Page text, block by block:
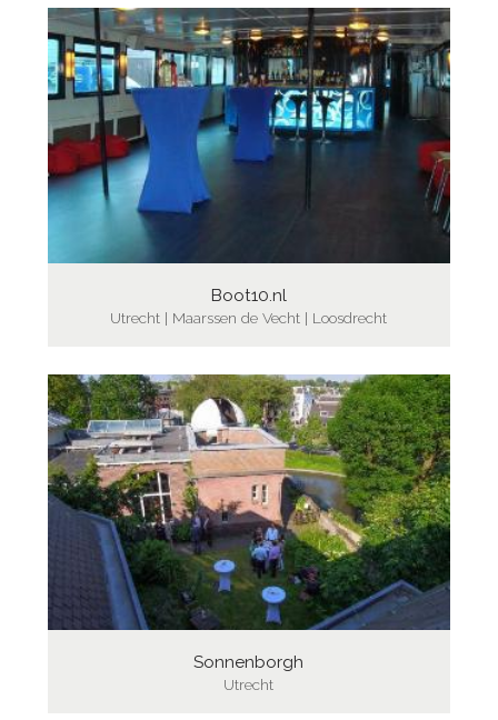
Boot10.nl
Utrecht | Maarssen de Vecht | Loosdrecht
Sonnenborgh
Utrecht